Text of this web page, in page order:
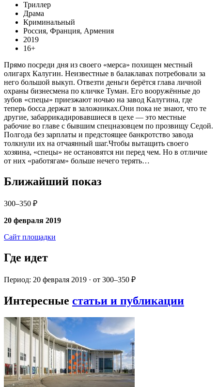
Триллер
Драма
Криминальный
Россия, Франция, Армения
2019
16+
Прямо посреди дня из своего «мерса» похищен местный
олигарх Калугин. Неизвестные в балаклавах потребовали за
него большой выкуп. Отвезти деньги берётся глава личной
охраны бизнесмена по кличке Туман. Его вооружённые до
зубов «спецы» приезжают ночью на завод Калугина, где
теперь босса держат в заложниках.Они пока не знают, что те
другие, забаррикадировавшиеся в цехе — это местные
рабочие во главе с бывшим спецназовцем по прозвищу Седой.
Полгода без зарплаты и предстоящее банкротство завода
толкнули их на отчаянный шаг.Чтобы вытащить своего
хозяина, «спецы» не остановятся ни перед чем. Но в отличие
от них «работягам» больше нечего терять…
Ближайший показ
300–350 ₽
20 февраля 2019
Сайт площадки
Где идет
Период: 20 февраля 2019 · от 300–350 ₽
Интересные статьи и публикации